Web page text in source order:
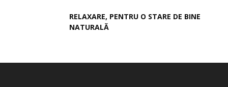
RELAXARE, PENTRU O STARE DE BINE
NATURALĂ